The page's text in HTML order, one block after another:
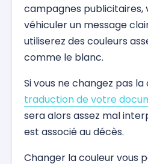
campagnes publicitaires,
véhiculer un message
utiliserez des couleurs
comme le blanc.
Si vous ne changez pas
traduction de votre
sera alors assez mal
est associé au décès.
Changer la couleur vous